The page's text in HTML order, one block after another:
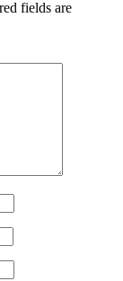
fields are